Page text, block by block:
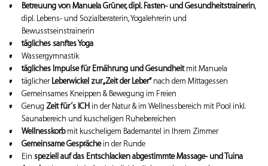
Betreuung von Manuela Grüner, dipl. Fasten- und Gesundheitstrainerin,
dipl. Lebens- und Sozialberaterin, Yogalehrerin und
Bewusstseinstrainerin
tägliches sanftes Yoga
Wassergymnastik
tägliches Impulse für Ernährung und Gesundheitmit Manuela
täglicherLeberwickel zur „Zeit der Leber“nach dem Mittagessen
Gemeinsames Kneippen & Bewegung im Freien
Genug Zeit für´s ICHin der Natur & im Wellnessbereich mit Pool inkl.
Saunabereich und kuscheligen Ruhebereichen
Wellnesskorbmit kuscheligem Bademantel in Ihrem Zimmer
Gemeinsame Gesprächein der Runde
Ein speziell auf das Entschlacken abgestimmte Massage- und Tuina